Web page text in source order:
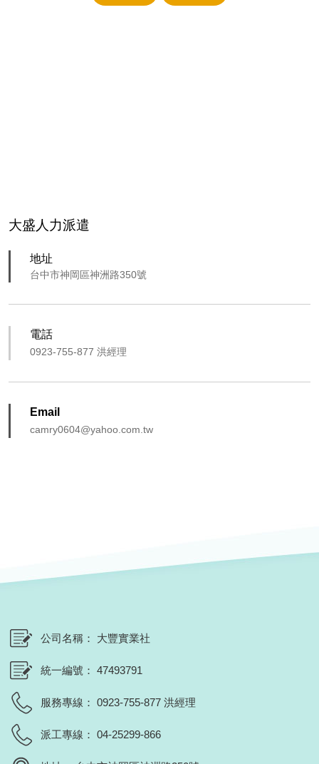
大盛人力派遣
地址
台中市神岡區神洲路350號
電話
0923-755-877 洪經理
Email
camry0604@yahoo.com.tw
公司名稱 大豐實業社
統一編號 47493791
服務專線 0923-755-877 洪經理
派工專線 04-25299-866